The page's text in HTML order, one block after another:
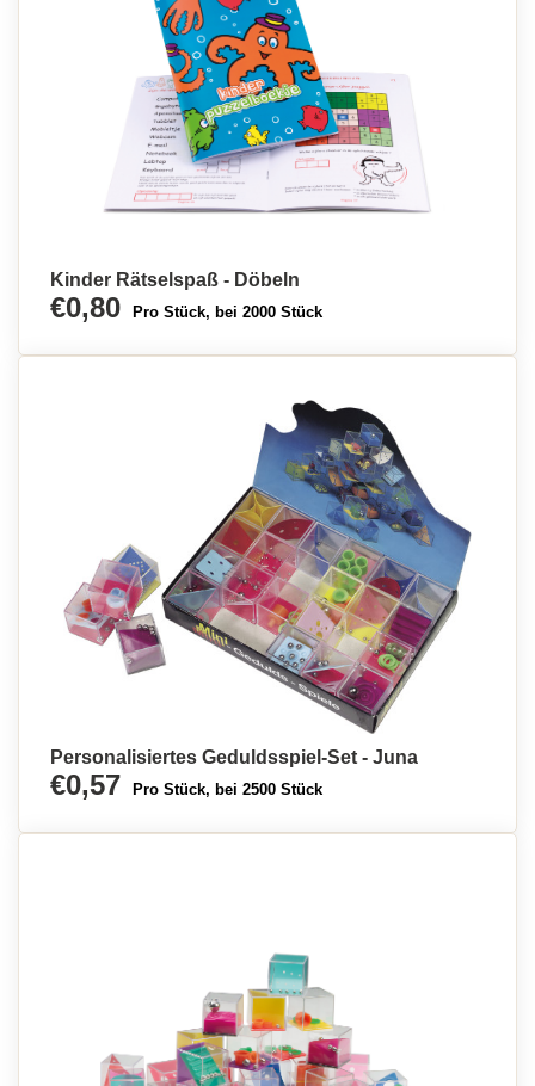
Kinder Rätselspaß - Döbeln
€0,80 Pro Stück, bei 2000 Stück
Personalisiertes Geduldsspiel-Set - Juna
€0,57 Pro Stück, bei 2500 Stück